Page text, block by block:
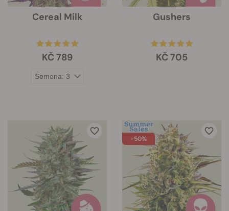
Cereal Milk
KČ 789
Gushers
KČ 705
-50%